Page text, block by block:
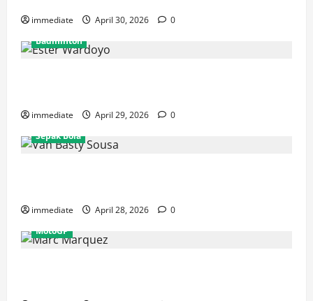
immediate April 30, 2026
0
Badminton
immediate April 29, 2026
0
Sepak Bola
immediate April 28, 2026
0
MotoGP